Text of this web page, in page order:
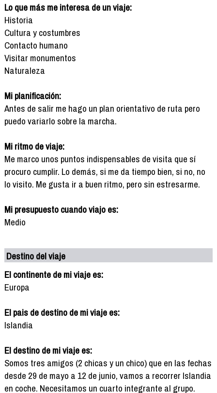
Lo que más me interesa de un viaje:
Historia
Cultura y costumbres
Contacto humano
Visitar monumentos
Naturaleza
Mi planificación:
Antes de salir me hago un plan orientativo de ruta pero
puedo variarlo sobre la marcha.
Mi ritmo de viaje:
Me marco unos puntos indispensables de visita que sí
procuro cumplir. Lo demás, si me da tiempo bien, si no, no
lo visito. Me gusta ir a buen ritmo, pero sin estresarme.
Mi presupuesto cuando viajo es:
Medio
Destino del viaje
El continente de mi viaje es:
Europa
El pais de destino de mi viaje es:
Islandia
El destino de mi viaje es:
Somos tres amigos (2 chicas y un chico) que en las fechas
desde 29 de mayo a 12 de junio, vamos a recorrer Islandia
en coche. Necesitamos un cuarto integrante al grupo.